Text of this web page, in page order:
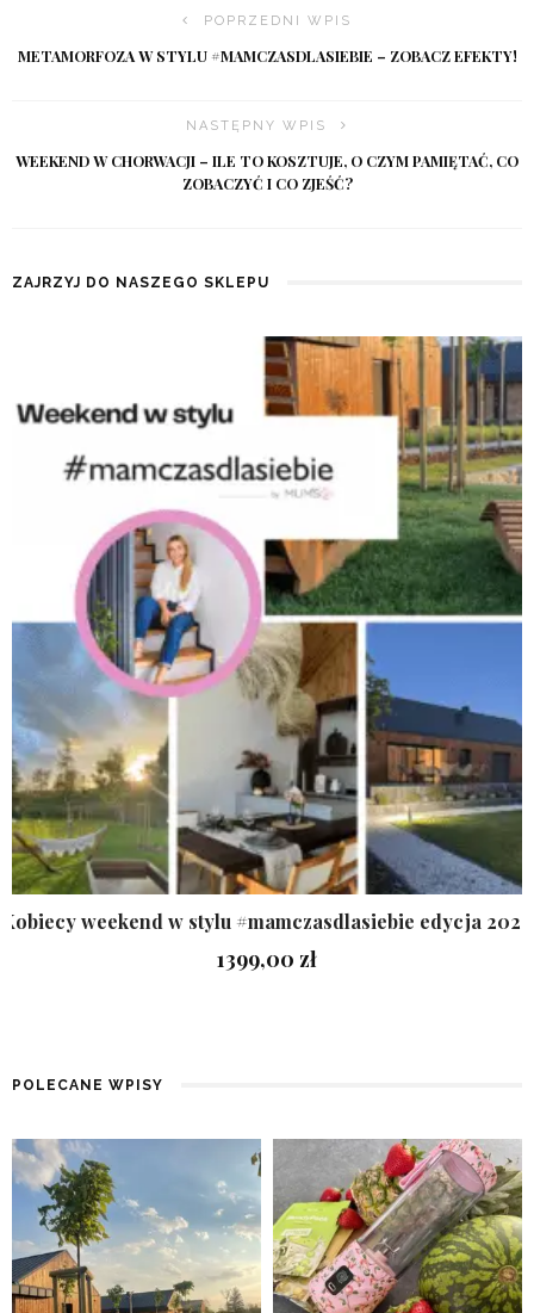
POPRZEDNI WPIS
METAMORFOZA W STYLU #MAMCZASDLASIEBIE – ZOBACZ EFEKTY!
NASTĘPNY WPIS
WEEKEND W CHORWACJI – ILE TO KOSZTUJE, O CZYM PAMIĘTAĆ, CO
ZOBACZYĆ I CO ZJEŚĆ?
ZAJRZYJ DO NASZEGO SKLEPU
Kobiecy weekend w stylu #mamczasdlasiebie edycja 2026
1399,00 zł
POLECANE WPISY